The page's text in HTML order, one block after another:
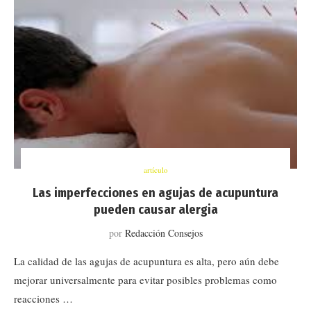
artículo
Las imperfecciones en agujas de acupuntura
pueden causar alergia
por Redacción Consejos
La calidad de las agujas de acupuntura es alta, pero aún debe
mejorar universalmente para evitar posibles problemas como
reacciones …